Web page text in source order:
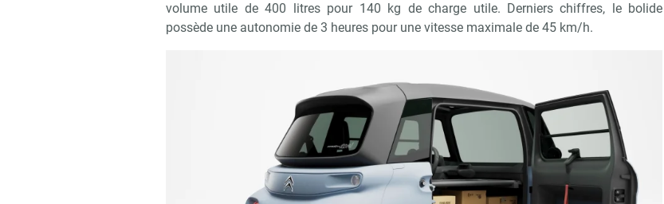
volume utile de 400 litres pour 140 kg de charge utile. Derniers chiffres, le bolide
possède une autonomie de 3 heures pour une vitesse maximale de 45 km/h.